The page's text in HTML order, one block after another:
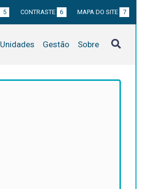
5 CONTRASTE 6 MAPA DO SITE 7
Unidades Gestão Sobre